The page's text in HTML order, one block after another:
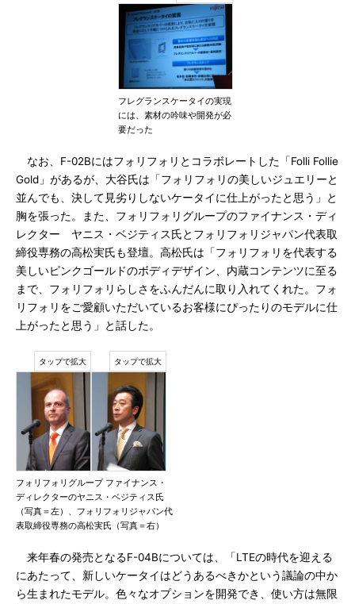
フレグランスケータイの実現
には、素材の吟味や開発が必
要だった
なお、F-02Bにはフォリフォリとコラボレートした「Folli Follie
Gold」があるが、大谷氏は「フォリフォリの美しいジュエリーと
並んでも、決して見劣りしないケータイに仕上がったと思う」と
胸を張った。また、フォリフォリグループのファイナンス・ディ
レクター ヤニス・ベジティス氏とフォリフォリジャパン代表取
締役専務の高松実氏も登壇。高松氏は「フォリフォリを代表する
美しいピンクゴールドのボディデザイン、内蔵コンテンツに至る
まで、フォリフォリらしさをふんだんに取り入れてくれた。フォ
リフォリをご愛顧いただいているお客様にぴったりのモデルに仕
上がったと思う」と話した。
フォリフォリグループ ファイナンス・
ディレクターのヤニス・ベジティス氏
（写真＝左）、フォリフォリジャパン代
表取締役専務の高松実氏（写真＝右）
来年春の発売となるF-04Bについては、「LTEの時代を迎える
にあたって、新しいケータイはどうあるべきかという議論の中か
ら生まれたモデル。色々なオプションを開発でき、使い方は無限